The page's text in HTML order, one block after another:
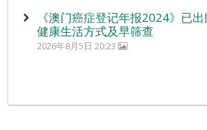
《澳门癌症登记年报2024》已
健康生活方式及早筛查
2026年8月5日 20:23